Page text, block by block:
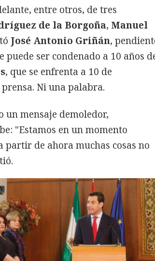
entre otros, de tres
de la Borgoña, Manuel
José Antonio Griñán,
puede ser condenado a 10 años
, que se enfrenta a 10 de
Ni una palabra.
un mensaje demoledor,
"Estamos en un momento
partir de ahora muchas cosas no